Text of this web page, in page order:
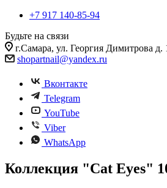
+7 917 140-85-94
Будьте на связи
г.Самара, ул. Георгия Димитрова д.
shopartnail@yandex.ru
Вконтакте
Telegram
YouTube
Viber
WhatsApp
Коллекция "Cat Eyes"